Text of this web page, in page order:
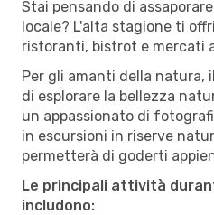
Stai pensando di
locale? L'alta stagione ti
ristoranti, bistrot e mercati
Per gli amanti della natura,
di esplorare la bellezza
un appassionato di
in escursioni in riserve
permetterà di goderti
Le principali attività
includono: